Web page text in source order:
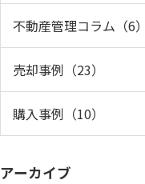
不動産管理コラム（6）
売却事例（23）
購入事例（10）
アーカイブ